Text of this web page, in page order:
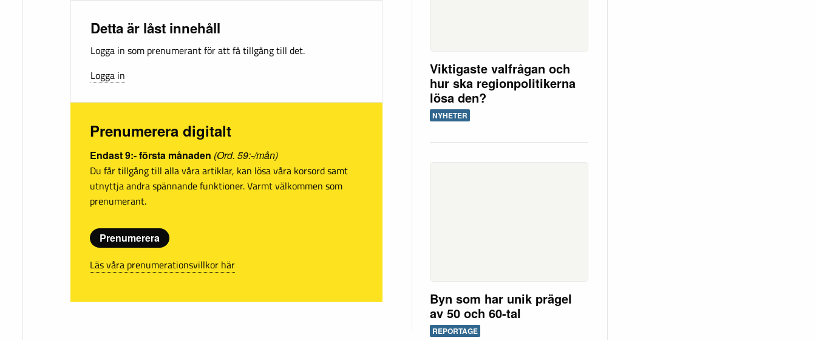
Detta är låst innehåll
Logga in som prenumerant för att få tillgång till det.
Logga in
Prenumerera digitalt
Endast 9:- första månaden (Ord. 59:-/mån)
Du får tillgång till alla våra artiklar, kan lösa våra korsord samt
utnyttja andra spännande funktioner. Varmt välkommen som
prenumerant.
Prenumerera
Läs våra prenumerationsvillkor här
Viktigaste valfrågan och
hur ska regionpolitikerna
lösa den?
NYHETER
Byn som har unik prägel
av 50 och 60-tal
REPORTAGE